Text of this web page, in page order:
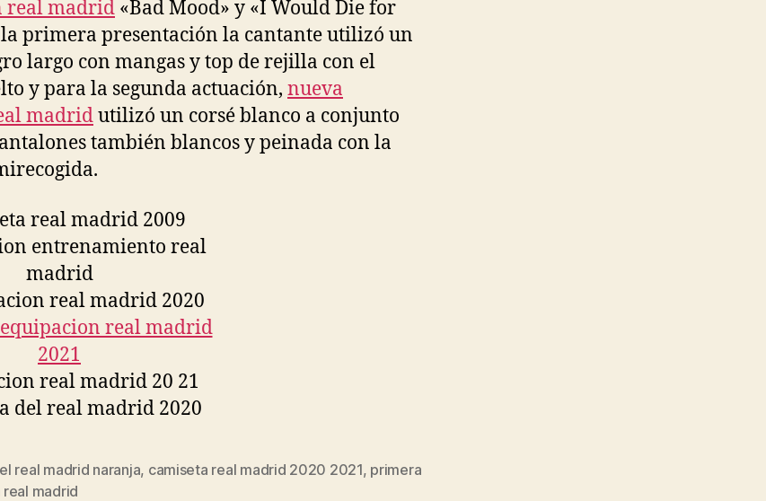
real madrid «Bad Mood» y «I Would Die for
la primera presentación la cantante utilizó un
largo con mangas y top de rejilla con el
y para la segunda actuación, nueva
madridutilizó un corsé blanco a conjunto
también blancos y peinada con la
real madrid naranja, camiseta real madrid 2020 2021, primera
madrid